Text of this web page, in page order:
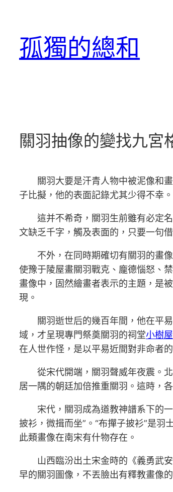
孤獨的總和
關羽抽像的變找九宮
關羽大要是汗青人物中被泥像和
子比擬，他的表面記錄尤其少得不幸。
這并不希奇，關羽生前雖有必定
文缺乏千字，觸及表面的，只要一句
不外，在同時期確切有關羽的畫
使豫于陵屋畫關羽戰克、龐德惱怒、
畫像中，固然繪畫者表示的主題，是
現。
關羽逝世后的幾百年間，他在平
域，才呈現專門祭奠關羽的祠堂小樹屋
在人世作怪，是以平易近間對非命者
從宋代開端，關羽聲威年夜震。
居一隅的朝廷加倍推重關羽。這時，
宋代，關羽成為道教神譜系下的
披衫，微揖而坐”。“布撣子披衫”是羽
此類畫像在南宋有什物存在。
山西臨汾出土宋金時的《義勇武
早的關羽圖像，不丟臉出有釋教畫像